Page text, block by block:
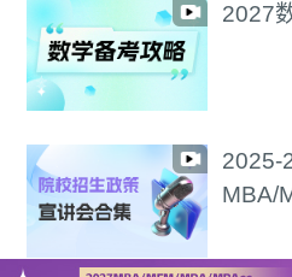
2027
2025-
MBA/